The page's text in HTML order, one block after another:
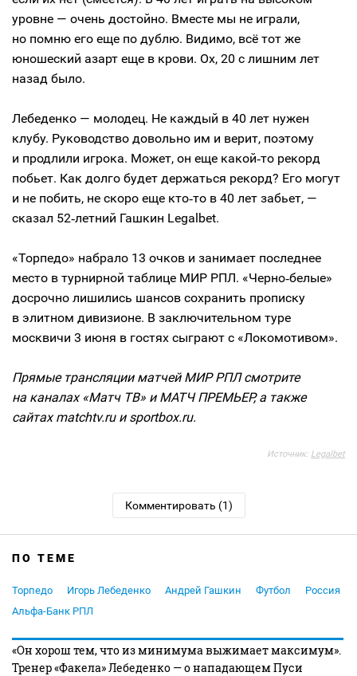
уровне — очень достойно. Вместе мы не играли,
но помню его еще по дублю. Видимо, всё тот же
юношеский азарт еще в крови. Ох, 20 с лишним лет
назад было.
Лебеденко — молодец. Не каждый в 40 лет нужен
клубу. Руководство довольно им и верит, поэтому
и продлили игрока. Может, он еще какой‑то рекорд
побьет. Как долго будет держаться рекорд? Его могут
и не побить, не скоро еще кто‑то в 40 лет забьет, —
сказал 52‑летний Гашкин Legalbet.
«Торпедо» набрало 13 очков и занимает последнее
место в турнирной таблице МИР РПЛ. «Черно‑белые»
досрочно лишились шансов сохранить прописку
в элитном дивизионе. В заключительном туре
москвичи 3 июня в гостях сыграют с «Локомотивом».
Прямые трансляции матчей МИР РПЛ смотрите
на каналах «Матч ТВ» и МАТЧ ПРЕМЬЕР, а также
сайтах matchtv.ru и sportbox.ru.
Источник: Legalbet
Комментировать (1)
ПО ТЕМЕ
Торпедо Игорь Лебеденко Андрей Гашкин Футбол
Россия
Альфа-Банк РПЛ
«Он хорош тем, что из минимума выжимает максимум».
Тренер «Факела» Лебеденко — о нападающем Пуси